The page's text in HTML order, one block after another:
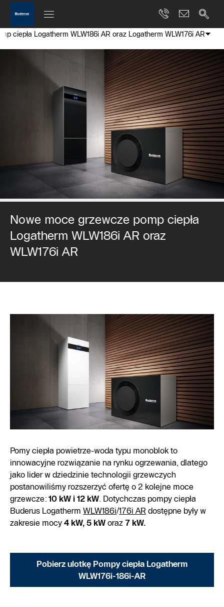
ciepła Logatherm WLW186i AR oraz Logatherm WLW176i AR
Nowe moce grzewcze pomp ciepła
Logatherm WLW186i AR oraz
WLW176i AR
Pomy ciepła powietrze-woda typu monoblok to
innowacyjne rozwiązanie na rynku ogrzewania, dlatego
jako lider w dziedzinie technologii grzewczych
postanowiliśmy rozszerzyć ofertę o 2 kolejne moce
grzewcze:10 kW i 12 kW. Dotychczas pompy ciepła
Buderus LogathermWLW186i/176i AR dostępne były w
zakresie mocy4 kW, 5 kWoraz 7 kW.
Pobierz ulotkę Pompy ciepła Logatherm
WLW176i-186i-AR